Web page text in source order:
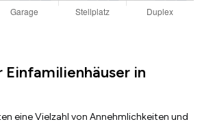
in
eine Vielzahl von Annehmlichkeiten und